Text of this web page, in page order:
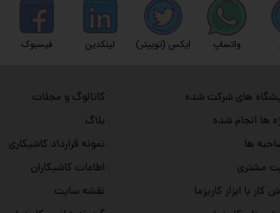
واتساپ ایکس (توییتر) لینکدین فیسبوک
های شرکت شده
ها انجام شده
ها
مشتری
با ابزار کاریزما
کاتالوگ و مجلات
بلاگ
نمونه قرارداد کاشیکاری
اطاعات کاشیکاران
نقشه سایت